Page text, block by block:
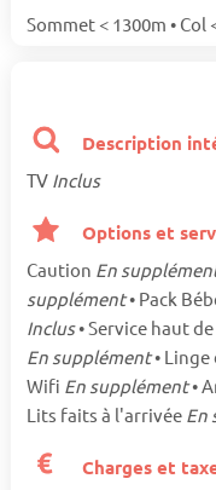
Sommet < 1300m • Col
Description
TV Inclus
Options et
Caution En
supplément• Pack
Inclus• Service haut
En supplément•
Wifi En supplément•
Lits faits à l'arrivée En
Charges et